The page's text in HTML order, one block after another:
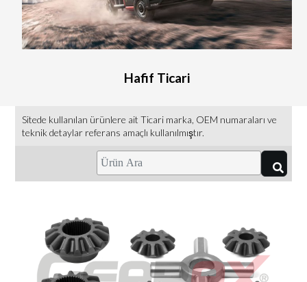
Hafif Ticari
Sitede kullanılan ürünlere ait Ticari marka, OEM numaraları ve
teknik detaylar referans amaçlı kullanılmıştır.